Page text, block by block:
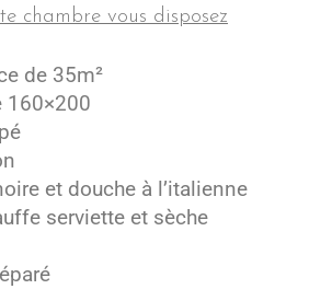
chambre vous disposez
de 35m²
160×200
et douche à l’italienne
serviette et sèche